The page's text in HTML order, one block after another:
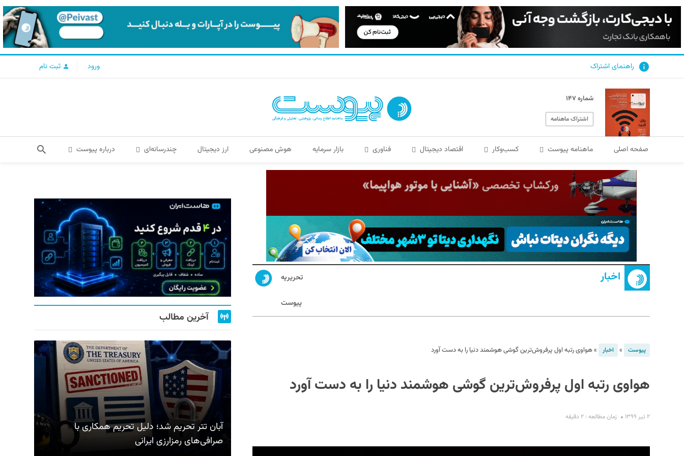
راهنمای اشتراک ورود ثبت نام
شماره ۱۴۷
اشتراک ماهنامه
صفحه اصلی ماهنامه پیوست کسب‌و‌کار اقتصاد دیجیتال فناوری بازار سرمایه هوش مصنوعی ارز دیجیتال چندرسانه‌ای درباره پیوست
اخبار تحریریه
پیوست
پیوست » اخبار »هواوی رتبه اول پرفروش‌ترین گوشی‌ هوشمند دنیا را به دست آورد
هواوی رتبه اول پرفروش‌ترین گوشی‌ هوشمند دنیا را به دست آورد
۲ تیر ۱۳۹۹ زمان مطالعه : ۲ دقیقه
آخرین مطالب
آبان تتر تحریم شد؛ دلیل تحریم همکاری با
صرافی‌های رمزارزی ایرانی